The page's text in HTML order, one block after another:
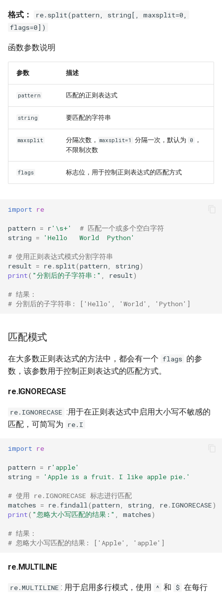
格式：
re.split(pattern, string[, maxsplit=0,
flags=0])
函数参数说明
参数 描述
pattern 匹配的正则表达式
string 要匹配的字符串
maxsplit 分隔次数， maxsplit=1 分隔一次，默认为 0
，
不限制次数
flags 标志位，用于控制正则表达式的匹配方式
import re
pattern = r'\s+'
# 匹配一个或多个空白字符
string = 'Hello   World  Python'
# 使用正则表达式模式分割字符串
result = re. split(pattern string)
print( "分割后的子字符串:" result)
# 结果：
# 分割后的子字符串: ['Hello', 'World', 'Python']
匹配模式
在大多数正则表达式的方法中，都会有一个 flags 的参
数，该参数用于控制正则表达式的匹配方式。
re.IGNORECASE
re.IGNORECASE :用于在正则表达式中启用大小写不敏感的
匹配，可简写为 re.I
import re
pattern = r'apple'
string = 'Apple is a fruit. I like apple pie.'
# 使用 re.IGNORECASE 标志进行匹配
matches = re.findall (pattern string re. IGNORECASE)
print( "忽略大小写匹配的结果:" matches)
# 结果：
# 忽略大小写匹配的结果: ['Apple', 'apple']
re.MULTILINE
re.MULTILINE : 用于启用多行模式，使用 ^ 和 $ 在每行